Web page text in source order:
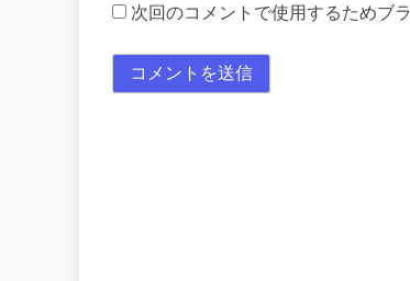
次回のコメントで使用するためブ